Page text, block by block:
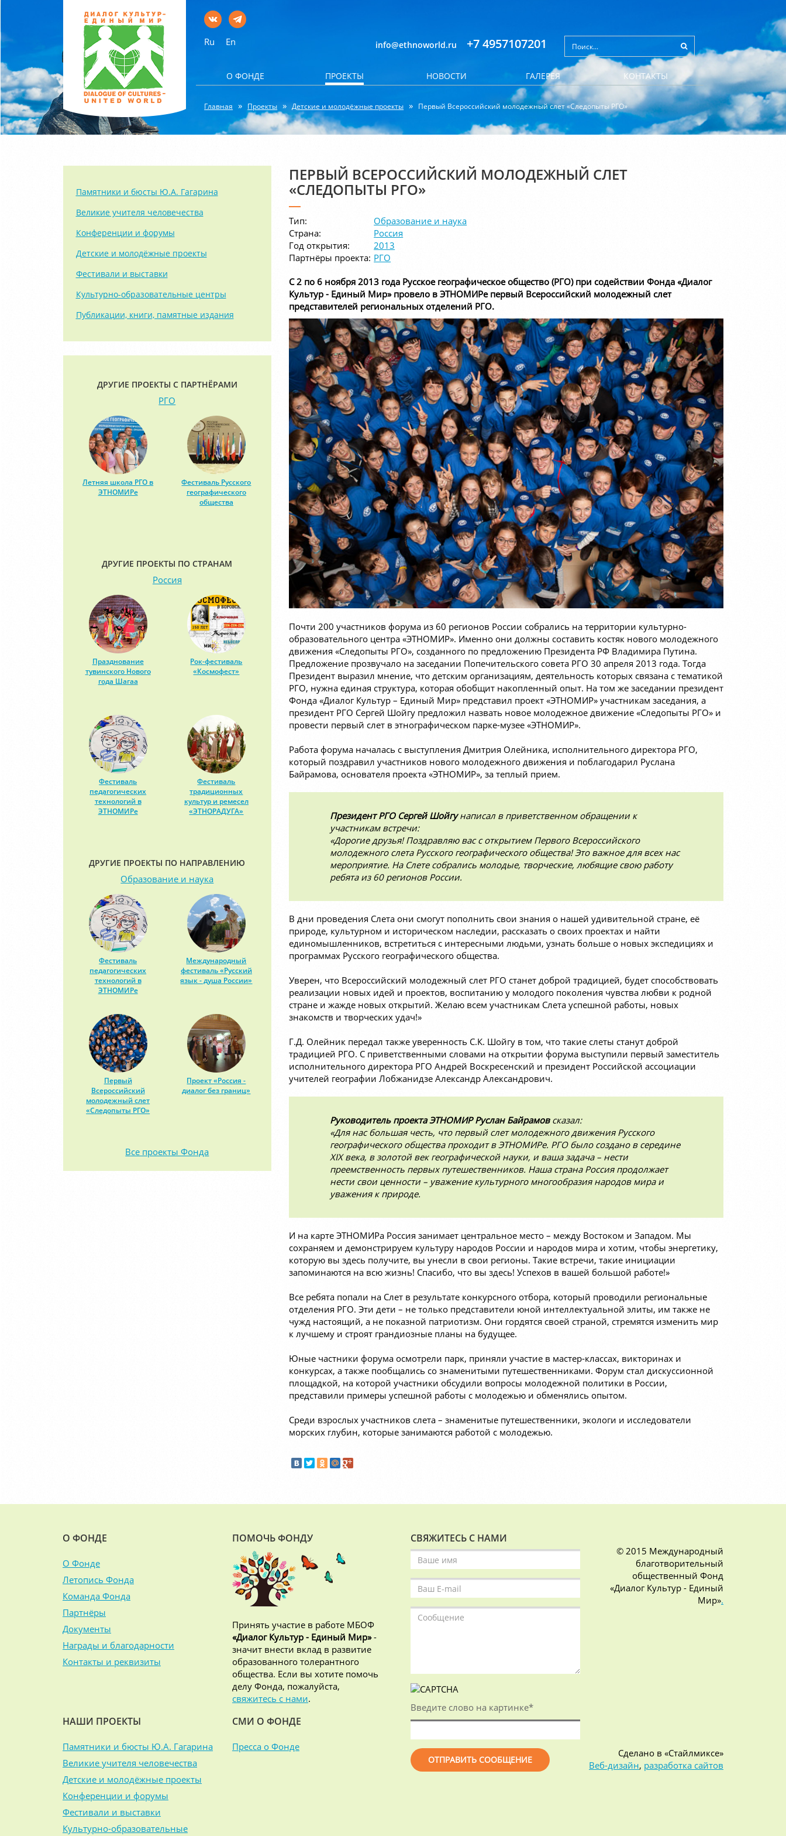
Ru En info@ethnoworld.ru +7 4957107201
О ФОНДЕ ПРОЕКТЫ НОВОСТИ ГАЛЕРЕЯ КОНТАКТЫ
Главная Проекты Детские и молодёжные проекты Первый Всероссийский молодежный слет «Следопыты РГО»
ПЕРВЫЙ ВСЕРОССИЙСКИЙ МОЛОДЕЖНЫЙ СЛЕТ
«СЛЕДОПЫТЫ РГО»
Тип:
Образование и наука
Страна:
Россия
Год открытия:
2013
Партнёры проекта: РГО
С 2 по 6 ноября 2013 года Русское географическое общество (РГО) при содействии Фонда «Диалог
Культур - Единый Мир» провело в ЭТНОМИРе первый Всероссийский молодежный слет
представителей региональных отделений РГО.
Почти 200 участников форума из 60 регионов России собрались на территории культурно-
образовательного центра «ЭТНОМИР». Именно они должны составить костяк нового молодежного
движения «Следопыты РГО», созданного по предложению Президента РФ Владимира Путина.
Предложение прозвучало на заседании Попечительского совета РГО 30 апреля 2013 года. Тогда
Президент выразил мнение, что детским организациям, деятельность которых связана с тематикой
РГО, нужна единая структура, которая обобщит накопленный опыт. На том же заседании президент
Фонда «Диалог Культур – Единый Мир» представил проект «ЭТНОМИР» участникам заседания, а
президент РГО Сергей Шойгу предложил назвать новое молодежное движение «Следопыты РГО» и
провести первый слет в этнографическом парке-музее «ЭТНОМИР».
Работа форума началась с выступления Дмитрия Олейника, исполнительного директора РГО,
который поздравил участников нового молодежного движения и поблагодарил Руслана
Байрамова, основателя проекта «ЭТНОМИР», за теплый прием.
Президент РГО Сергей Шойгунаписал в приветственном обращении к
участникам встречи:
«Дорогие друзья! Поздравляю вас с открытием Первого Всероссийского
молодежного слета Русского географического общества! Это важное для всех нас
мероприятие. На Слете собрались молодые, творческие, любящие свою работу
ребята из 60 регионов России.
В дни проведения Слета они смогут пополнить свои знания о нашей удивительной стране, её
природе, культурном и историческом наследии, рассказать о своих проектах и найти
единомышленников, встретиться с интересными людьми, узнать больше о новых экспедициях и
программах Русского географического общества.
Уверен, что Всероссийский молодежный слет РГО станет доброй традицией, будет способствовать
реализации новых идей и проектов, воспитанию у молодого поколения чувства любви к родной
стране и жажде новых открытий. Желаю всем участникам Слета успешной работы, новых
знакомств и творческих удач!»
Г.Д. Олейник передал также уверенность С.К. Шойгу в том, что такие слеты станут доброй
традицией РГО. С приветственными словами на открытии форума выступили первый заместитель
исполнительного директора РГО Андрей Воскресенский и президент Российской ассоциации
учителей географии Лобжанидзе Александр Александрович.
Руководитель проекта ЭТНОМИР Руслан Байрамовсказал:
«Для нас большая честь, что первый слет молодежного движения Русского
географического общества проходит в ЭТНОМИРе. РГО было создано в середине
XIX века, в золотой век географической науки, и ваша задача – нести
преемственность первых путешественников. Наша страна Россия продолжает
нести свои ценности – уважение культурного многообразия народов мира и
уважения к природе.
И на карте ЭТНОМИРа Россия занимает центральное место – между Востоком и Западом. Мы
сохраняем и демонстрируем культуру народов России и народов мира и хотим, чтобы энергетику,
которую вы здесь получите, вы унесли в свои регионы. Такие встречи, такие инициации
запоминаются на всю жизнь! Спасибо, что вы здесь! Успехов в вашей большой работе!»
Все ребята попали на Слет в результате конкурсного отбора, который проводили региональные
отделения РГО. Эти дети – не только представители юной интеллектуальной элиты, им также не
чужд настоящий, а не показной патриотизм. Они гордятся своей страной, стремятся изменить мир
к лучшему и строят грандиозные планы на будущее.
Юные частники форума осмотрели парк, приняли участие в мастер-классах, викторинах и
конкурсах, а также пообщались со знаменитыми путешественниками. Форум стал дискуссионной
площадкой, на которой участники обсудили вопросы молодежной политики в России,
представили примеры успешной работы с молодежью и обменялись опытом.
Среди взрослых участников слета – знаменитые путешественники, экологи и исследователи
морских глубин, которые занимаются работой с молодежью.
Памятники и бюсты Ю.А. Гагарина
Великие учителя человечества
Конференции и форумы
Детские и молодёжные проекты
Фестивали и выставки
Культурно-образовательные центры
Публикации, книги, памятные издания
ДРУГИЕ ПРОЕКТЫ С ПАРТНЁРАМИ
РГО
Летняя школа РГО в
ЭТНОМИРе
Фестиваль Русского
географического
общества
ДРУГИЕ ПРОЕКТЫ ПО СТРАНАМ
Россия
Празднование
тувинского Нового
года Шагаа
Рок-фестиваль
«Космофест»
Фестиваль
педагогических
технологий в
ЭТНОМИРе
Фестиваль
традиционных
культур и ремесел
«ЭТНОРАДУГА»
ДРУГИЕ ПРОЕКТЫ ПО НАПРАВЛЕНИЮ
Образование и наука
Фестиваль
педагогических
технологий в
ЭТНОМИРе
Международный
фестиваль «Русский
язык - душа России»
Первый
Всероссийский
молодежный слет
«Следопыты РГО»
Проект «Россия -
диалог без границ»
Все проекты Фонда
О ФОНДЕ
О Фонде
Летопись Фонда
Команда Фонда
Партнёры
Документы
Награды и благодарности
Контакты и реквизиты
ПОМОЧЬ ФОНДУ
Принять участие в работе МБОФ
«Диалог Культур - Единый Мир»-
значит внести вклад в развитие
образованного толерантного
общества. Если вы хотите помочь
делу Фонда, пожалуйста,
свяжитесь с нами.
НАШИ ПРОЕКТЫ
Памятники и бюсты Ю.А. Гагарина
Великие учителя человечества
Детские и молодёжные проекты
Конференции и форумы
Фестивали и выставки
Культурно-образовательные
СМИ О ФОНДЕ
Пресса о Фонде
СВЯЖИТЕСЬ С НАМИ
Введите слово на картинке*
© 2015 Международный
благотворительный
общественный Фонд
«Диалог Культур - Единый
Мир».
Сделано в «Стайлмиксе»
Веб-дизайн, разработка сайтов